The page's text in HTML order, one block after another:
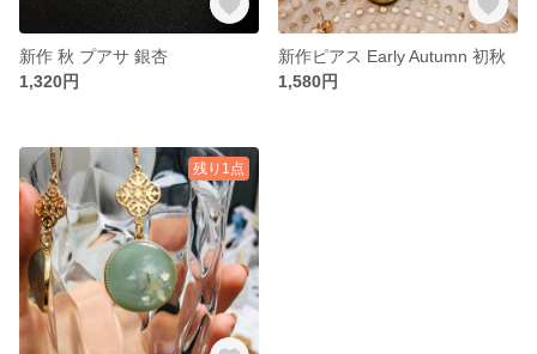
新作 秋 プアサ 銀杏
1,320円
新作ピアス Early Autumn 初秋
1,580円
残り1点